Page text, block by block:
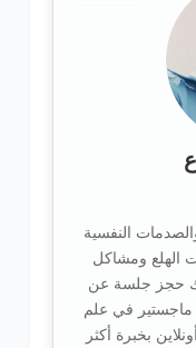
النفسية
الهلع ومشاكل
حجز جلسة عن
في علم
بخبرة أكثر